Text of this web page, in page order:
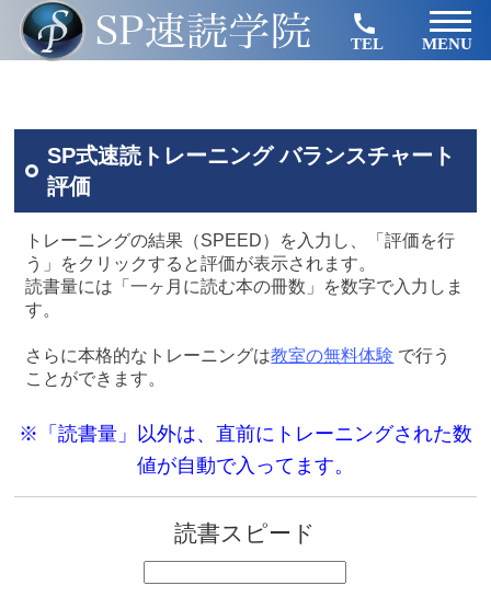
TEL MENU
SP式速読トレーニング バランスチャート
評価
トレーニングの結果（SPEED）を入力し、「評価を行
う」をクリックすると評価が表示されます。
読書量には「一ヶ月に読む本の冊数」を数字で入力しま
す。
さらに本格的なトレーニングは教室の無料体験 で行う
ことができます。
※「読書量」以外は、直前にトレーニングされた数
値が自動で入ってます。
読書スピード